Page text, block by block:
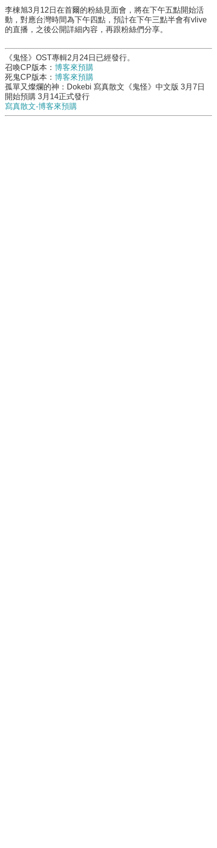
李棟旭3月12日在首爾的粉絲見面會，將在下午五點開始活
動，對應台灣時間為下午四點，預計在下午三點半會有vlive
的直播，之後公開詳細內容，再跟粉絲們分享。
《鬼怪》OST專輯2月24日已經發行。
召喚CP版本： 博客來預購
死鬼CP版本： 博客來預購
孤單又燦爛的神：Dokebi 寫真散文《鬼怪》中文版 3月7日
開始預購 3月14正式發行
寫真散文-博客來預購